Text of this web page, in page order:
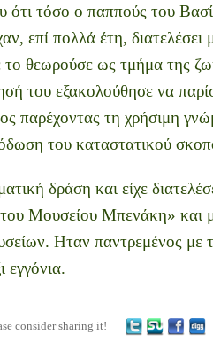
ότι τόσο ο παππούς του
επί πολλά έτη,
το θεωρούσε ως τμήμα της
του εξακολούθησε να
παρέχοντας τη χρήσιμη
του καταστατικού
δράση και είχε
Μουσείου Μπενάκη» και
Ηταν παντρεμένος με
εγγόνια.
consider sharing it!